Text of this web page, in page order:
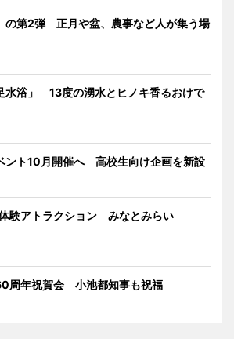
の第2弾 正月や盆、農事など人が集う場
水浴」 13度の湧水とヒノキ香るおけで
ント10月開催へ 高校生向け企画を新設
験アトラクション みなとみらい
周年祝賀会 小池都知事も祝福